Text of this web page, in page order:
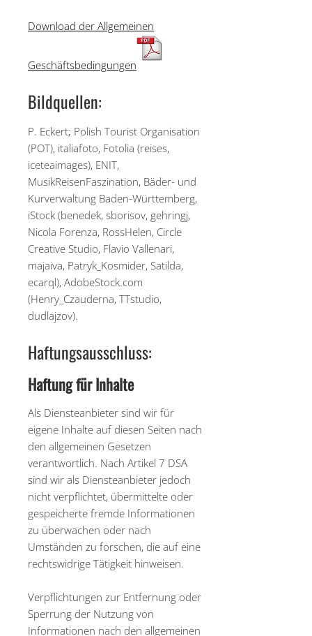
Download der Allgemeinen
Geschäftsbedingungen
Bildquellen:
P. Eckert; Polish Tourist Organisation
(POT), italiafoto, Fotolia (reises,
iceteaimages), ENIT,
MusikReisenFaszination, Bäder- und
Kurverwaltung Baden-Württemberg,
iStock (benedek, sborisov, gehringj,
Nicola Forenza, RossHelen, Circle
Creative Studio, Flavio Vallenari,
majaiva, Patryk_Kosmider, Satilda,
ecarql), AdobeStock.com
(Henry_Czauderna, TTstudio,
dudlajzov).
Haftungsausschluss:
Haftung für Inhalte
Als Diensteanbieter sind wir für
eigene Inhalte auf diesen Seiten nach
den allgemeinen Gesetzen
verantwortlich. Nach Artikel 7 DSA
sind wir als Diensteanbieter jedoch
nicht verpflichtet, übermittelte oder
gespeicherte fremde Informationen
zu überwachen oder nach
Umständen zu forschen, die auf eine
rechtswidrige Tätigkeit hinweisen.
Verpflichtungen zur Entfernung oder
Sperrung der Nutzung von
Informationen nach den allgemeinen